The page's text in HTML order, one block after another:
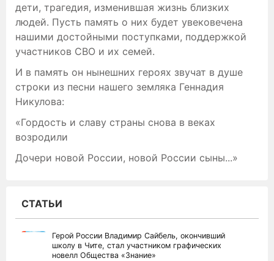
дети, трагедия, изменившая жизнь близких
людей. Пусть память о них будет увековечена
нашими достойными поступками, поддержкой
участников СВО и их семей.
И в память он нынешних героях звучат в душе
строки из песни нашего земляка Геннадия
Никулова:
«Гордость и славу страны снова в веках
возродили
Дочери новой России, новой России сыны...»
СТАТЬИ
Герой России Владимир Сайбель, окончивший
школу в Чите, стал участником графических
новелл Общества «Знание»